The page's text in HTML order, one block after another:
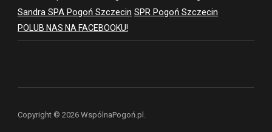
Sandra SPA Pogoń Szczecin SPR Pogoń Szczecin
POLUB NAS NA FACEBOOKU!
Copyright © 2026 WspólnaPogoń.pl.